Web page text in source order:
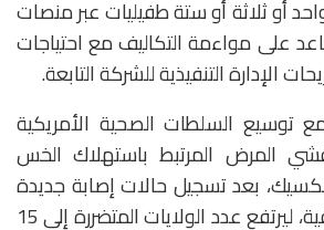
أو ثلاثة أو ستة طفيليات عبر منصات
على مواءمة التكاليف مع احتياجات
الإدارة التنفيذية للشركة التابعة.
توسيع السلطات الصحية الأمريكية
المرض المرتبط باستهلاك الخس
بعد تسجيل حالات إصابة جديدة
في ست ولايات إضافية، ليرتفع عدد الولايات المتضررة إلى 15